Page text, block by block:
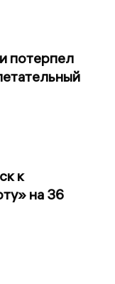
потерпел
к
на 36